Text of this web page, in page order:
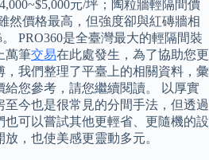
元/坪；陶粒牆輕隔間價
然價格最高，但強度卻與紅磚牆相
PRO360是全臺灣最大的輕隔間裝
萬筆交易在此處發生，為了協助您更
我們整理了平臺上的相關資料，彙
您參考，請您繼續閱讀。 以厚實
今也是很常見的分間手法，但透過
可以嘗試其他更輕省、更隨機的設
，也使美感更靈動多元。